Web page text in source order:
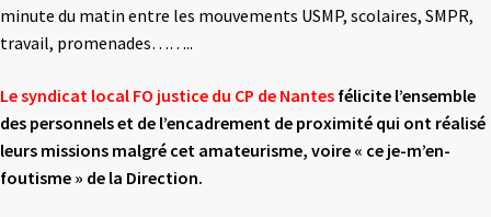
minute du matin entre les mouvements USMP, scolaires, SMPR,
travail, promenades……..
Le syndicat local FO justice du CP de Nantes félicite l’ensemble
des personnels et de l’encadrement de proximité qui ont réalisé
leurs missions malgré cet amateurisme, voire « ce je-m’en-
foutisme » de la Direction.